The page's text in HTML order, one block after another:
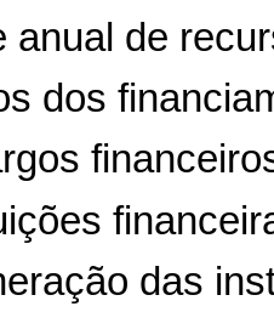
anual de
dos
das